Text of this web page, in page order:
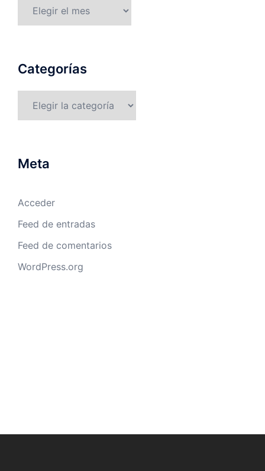
Categorías
Meta
Acceder
Feed de entradas
Feed de comentarios
WordPress.org